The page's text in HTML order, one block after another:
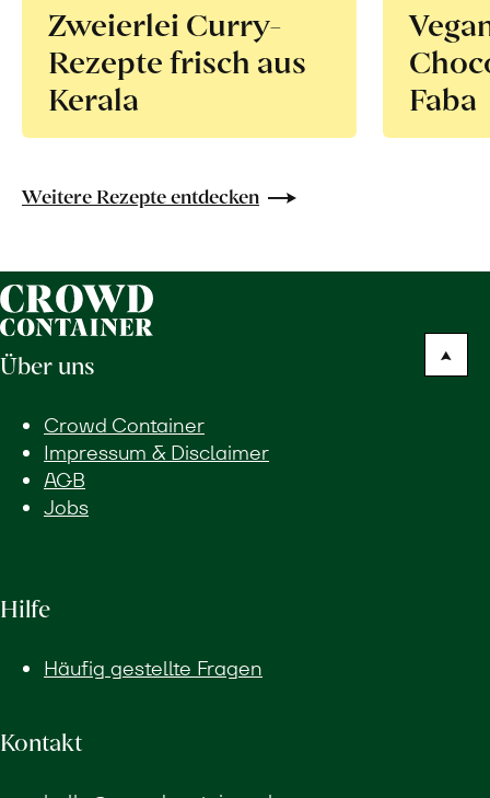
Zweierlei Curry-
Rezepte frisch aus
Kerala
Faba
Weitere Rezepte entdecken
Über uns
Crowd Container
Impressum & Disclaimer
AGB
Jobs
Hilfe
Häufig gestellte Fragen
Kontakt